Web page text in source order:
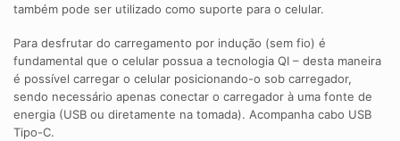
também pode ser utilizado como suporte para o celular.
Para desfrutar do carregamento por indução (sem fio) é
fundamental que o celular possua a tecnologia QI – desta maneira
é possível carregar o celular posicionando-o sob carregador,
sendo necessário apenas conectar o carregador à uma fonte de
energia (USB ou diretamente na tomada). Acompanha cabo USB
Tipo-C.